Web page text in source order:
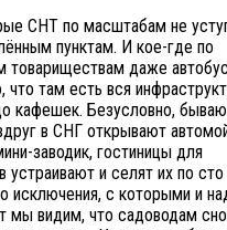
СНТ по масштабам не
пунктам. И кое-где по
товариществам даже
что там есть вся
кафешек. Безусловно,
в СНГ открывают
заводик, гостиницы для
устраивают и селят их по сто
исключения, с которыми и
мы видим, что садоводам